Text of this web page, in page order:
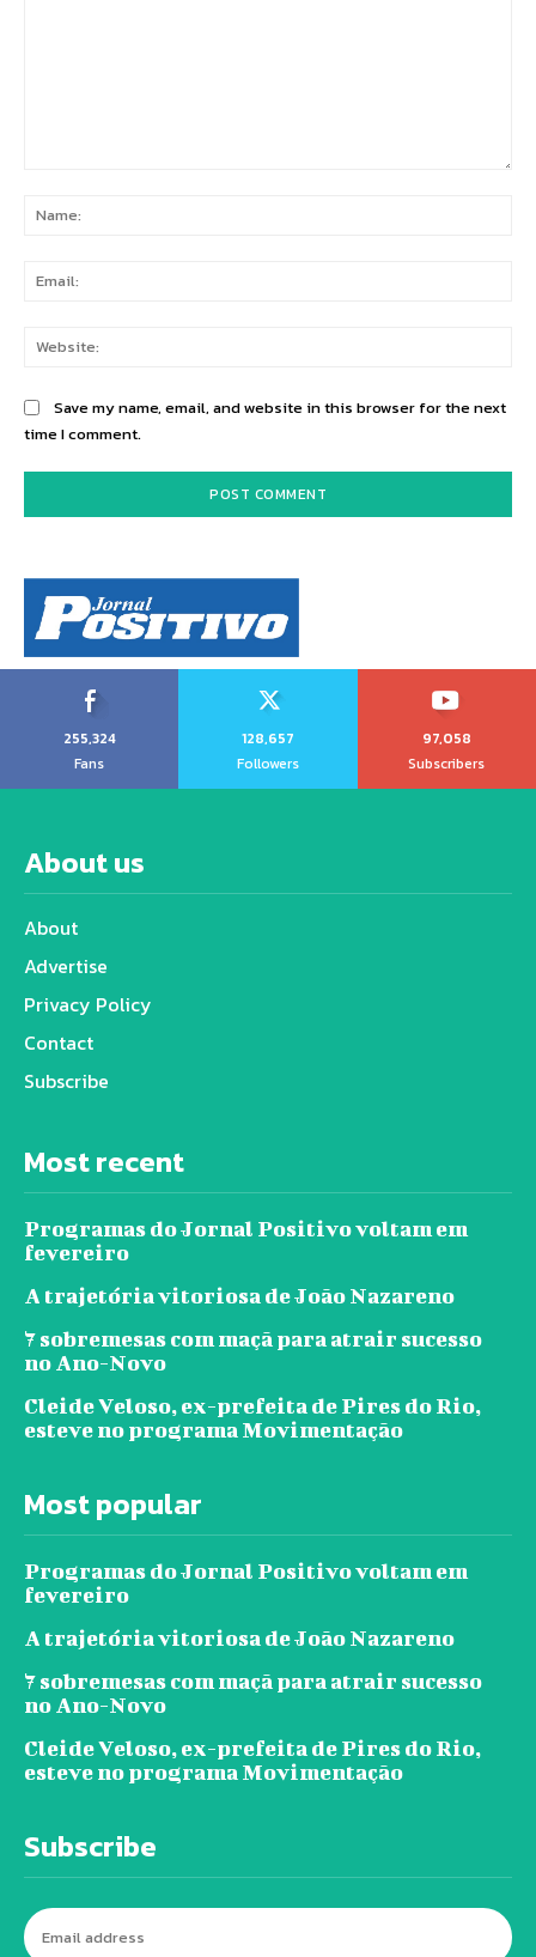
Save my name, email, and website in this browser for the next
time I comment.
255,324
Fans
128,657
Followers
97,058
Subscribers
About us
About
Advertise
Privacy Policy
Contact
Subscribe
Most recent
Programas do Jornal Positivo voltam em
fevereiro
A trajetória vitoriosa de João Nazareno
7 sobremesas com maçã para atrair sucesso
no Ano-Novo
Cleide Veloso, ex-prefeita de Pires do Rio,
esteve no programa Movimentação
Most popular
Programas do Jornal Positivo voltam em
fevereiro
A trajetória vitoriosa de João Nazareno
7 sobremesas com maçã para atrair sucesso
no Ano-Novo
Cleide Veloso, ex-prefeita de Pires do Rio,
esteve no programa Movimentação
Subscribe